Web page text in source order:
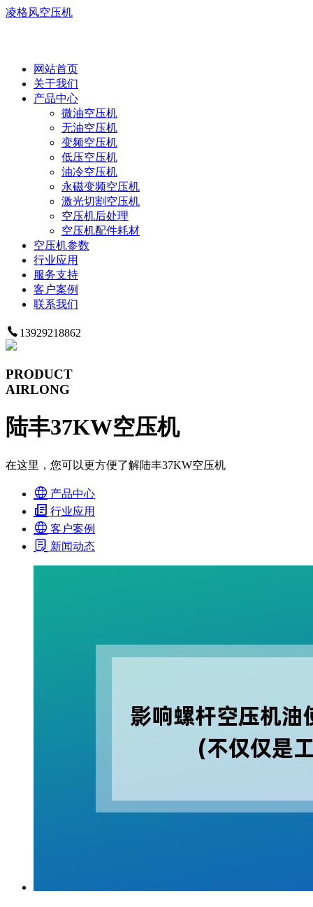
凌格风空压机
网站首页
关于我们
产品中心
微油空压机
无油空压机
变频空压机
低压空压机
油冷空压机
永磁变频空压机
激光切割空压机
空压机后处理
空压机配件耗材
空压机参数
行业应用
服务支持
客户案例
联系我们
13929218862
PRODUCT
AIRLONG
陆丰37KW空压机
在这里，您可以更方便了解陆丰37KW空压机
产品中心
行业应用
客户案例
新闻动态